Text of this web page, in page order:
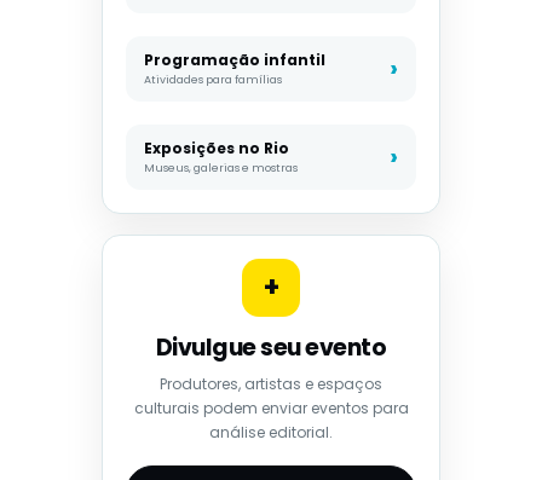
Programação infantil
Atividades para famílias
Exposições no Rio
Museus, galerias e mostras
+
Divulgue seu evento
Produtores, artistas e espaços
culturais podem enviar eventos para
análise editorial.